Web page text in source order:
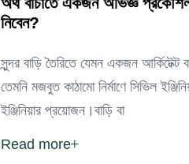
নিবেন?
সুন্দর বাড়ি তৈরিতে যেমন একজন আর্কিটেক্ট
তেমনি মজবুত কাঠামো নির্মাণে সিভিল
ইঞ্জিনিয়ার প্রয়োজন।বাড়ি বা
Read more